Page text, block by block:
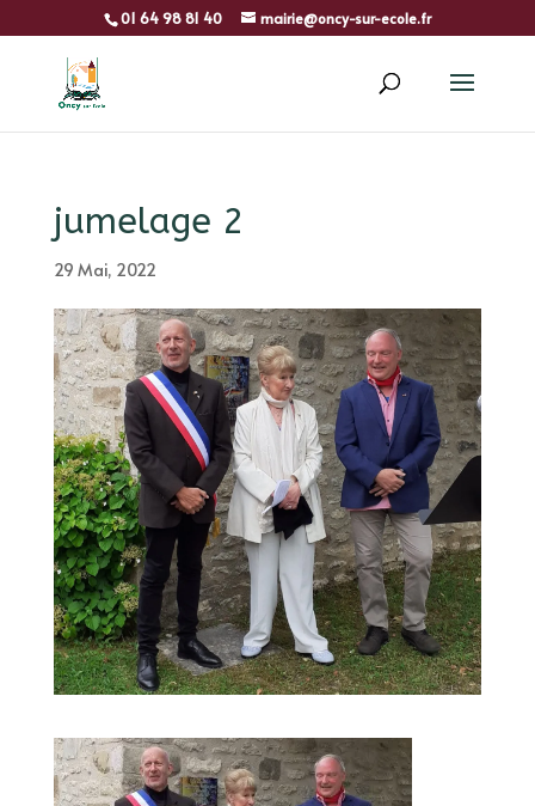
01 64 98 81 40 mairie@oncy-sur-ecole.fr
jumelage 2
29 Mai, 2022